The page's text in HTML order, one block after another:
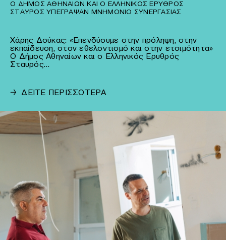
Ο ΔΉΜΟΣ ΑΘΗΝΑΊΩΝ ΚΑΙ Ο ΕΛΛΗΝΙΚΌΣ ΕΡΥΘΡΌΣ
ΣΤΑΥΡΌΣ ΥΠΈΓΡΑΨΑΝ ΜΝΗΜΌΝΙΟ ΣΥΝΕΡΓΑΣΊΑΣ
Χάρης Δούκας: «Επενδύουμε στην πρόληψη, στην
εκπαίδευση, στον εθελοντισμό και στην ετοιμότητα»
Ο Δήμος Αθηναίων και ο Ελληνικός Ερυθρός
Σταυρός…
→ ΔΕΙΤΕ ΠΕΡΙΣΣΟΤΕΡΑ